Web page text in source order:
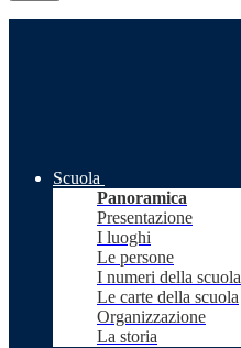
Scuola
Panoramica
Presentazione
I luoghi
Le persone
I numeri della scuola
Le carte della scuola
Organizzazione
La storia